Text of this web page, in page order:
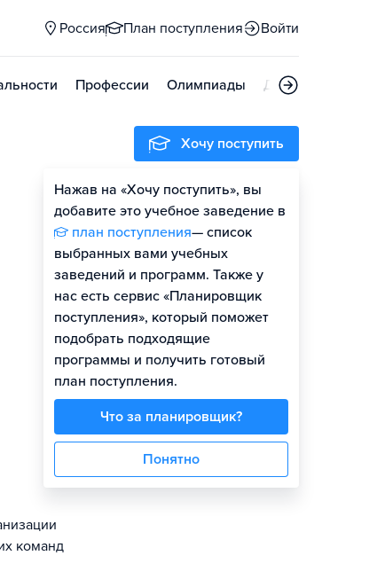
Россия План поступления Войти
Профессии Олимпиады Дни открытых
команд
Хочу поступить
Нажав на «Хочу поступить», вы
добавите это учебное заведение в
план поступления— список
выбранных вами учебных
заведений и программ. Также у
нас есть сервис «Планировщик
поступления», который поможет
подобрать подходящие
программы и получить готовый
план поступления.
Что за планировщик?
Понятно